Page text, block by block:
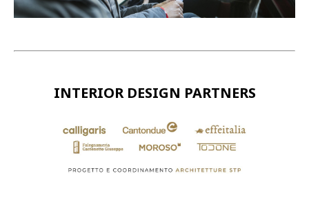
INTERIOR DESIGN PARTNERS